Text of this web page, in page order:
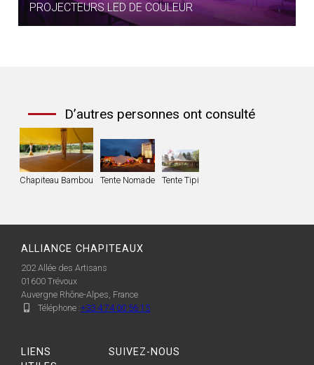
PROJECTEURS LED DE COULEUR
D’autres personnes ont consulté
Chapiteau Bambou Tente Nomade Tente Tipi
ALLIANCE CHAPITEAUX
202 Allée des Artisans
01600 Trévoux
Auvergne Rhône-Alpes, France
Téléphone :+33 4 74 00 56 15
LIENS
SUIVEZ-NOUS